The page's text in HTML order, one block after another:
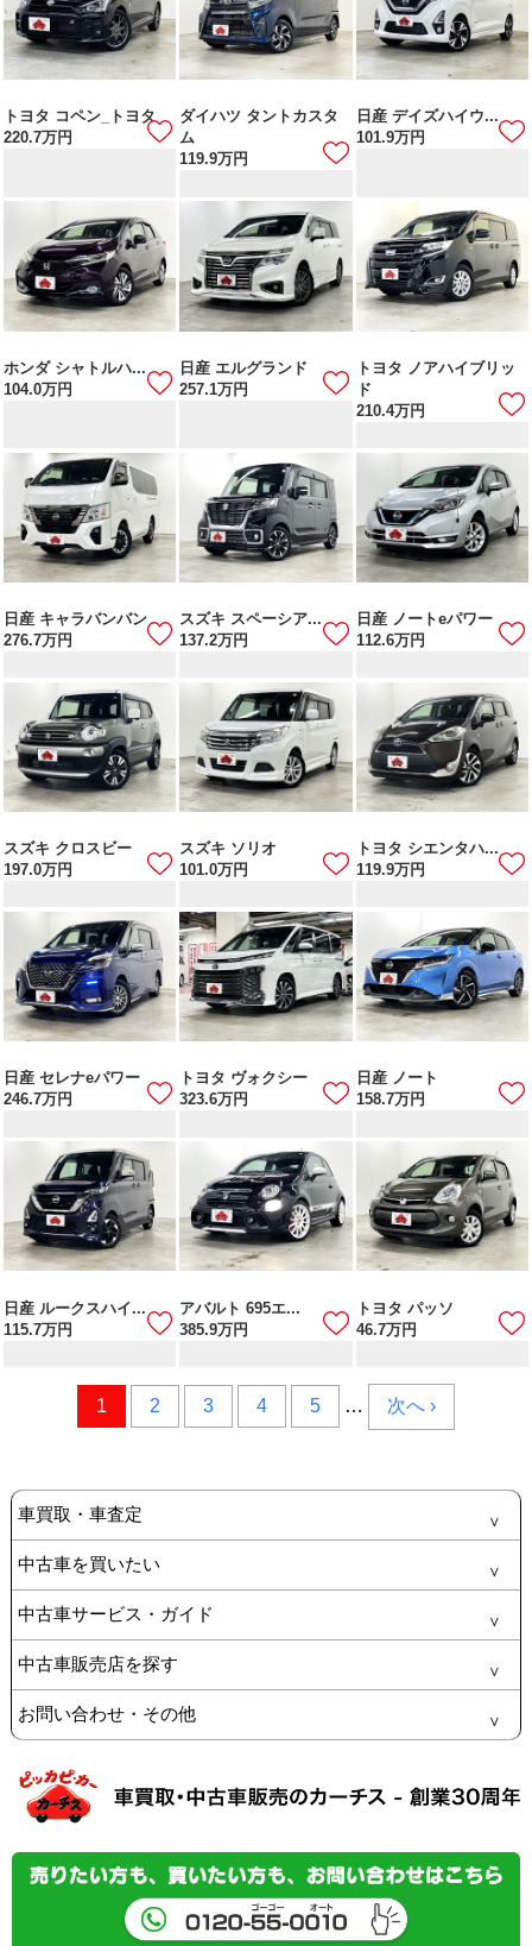
トヨタ コペン_トヨタ
220.7万円
ダイハツ タントカスタ
ム
119.9万円
日産 デイズハイウ...
101.9万円
ホンダ シャトルハ...
104.0万円
日産 エルグランド
257.1万円
トヨタ ノアハイブリッ
ド
210.4万円
日産 キャラバンバン
276.7万円
スズキ スペーシア...
137.2万円
日産 ノートeパワー
112.6万円
スズキ クロスビー
197.0万円
スズキ ソリオ
101.0万円
トヨタ シエンタハ...
119.9万円
日産 セレナeパワー
246.7万円
トヨタ ヴォクシー
323.6万円
日産 ノート
158.7万円
日産 ルークスハイ...
115.7万円
アバルト 695エ...
385.9万円
トヨタ パッソ
46.7万円
1 2 3 4 5 … 次へ ›
車買取・車査定
中古車を買いたい
中古車サービス・ガイド
中古車販売店を探す
お問い合わせ・その他